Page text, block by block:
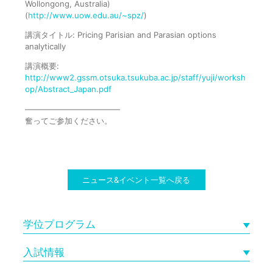
Wollongong, Australia)
(http://www.uow.edu.au/~spz/)
講演タイトル: Pricing Parisian and Parasian options
analytically
講演概要:
http://www2.gssm.otsuka.tsukuba.ac.jp/staff/yuji/worksh
op/Abstract_Japan.pdf
————————————
奮ってご参加ください。
ニュース&イベント一覧へ戻る
学位プログラム
入試情報